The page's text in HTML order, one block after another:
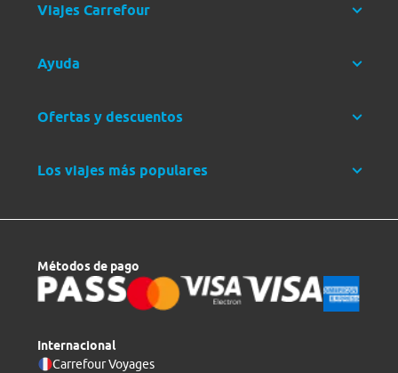
Viajes Carrefour
Ayuda
Ofertas y descuentos
Los viajes más populares
Métodos de pago
Internacional
Carrefour Voyages